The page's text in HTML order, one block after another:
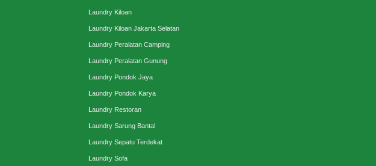
Laundry Kiloan
Laundry Kiloan Jakarta Selatan
Laundry Peralatan Camping
Laundry Peralatan Gunung
Laundry Pondok Jaya
Laundry Pondok Karya
Laundry Restoran
Laundry Sarung Bantal
Laundry Sepatu Terdekat
Laundry Sofa